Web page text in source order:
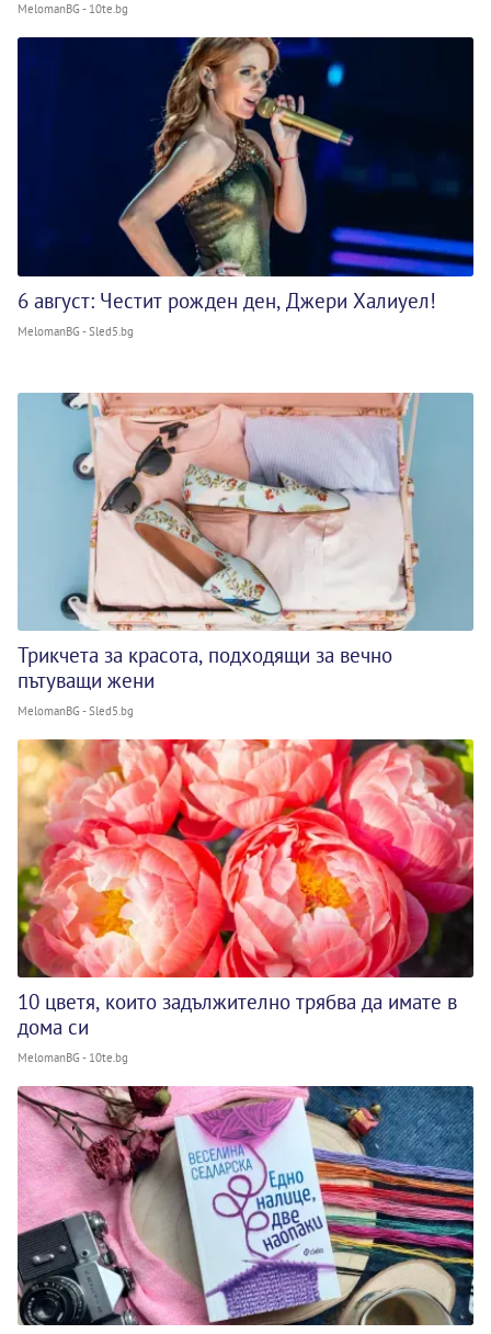
MelomanBG - 10te.bg
6 август: Честит рожден ден, Джери Халиуел!
MelomanBG - Sled5.bg
Трикчета за красота, подходящи за вечно
пътуващи жени
MelomanBG - Sled5.bg
10 цветя, които задължително трябва да имате в
дома си
MelomanBG - 10te.bg